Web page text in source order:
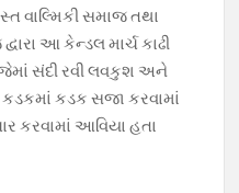
વાલ્મિકી સમાજ તથા
આ કેન્ડલ માર્ચ કાઢી
સંદી રવી લવકુશ અને
કડક સજા કરવામાં
કરવામાં આવિયા હતા